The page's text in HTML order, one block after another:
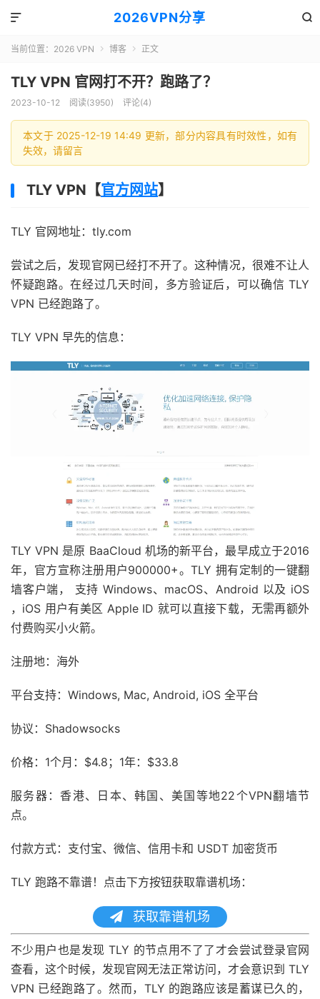
2026VPN分享 

当前位置： 2026 VPN  博客  正文
TLY VPN 官网打不开？跑路了？
2023-10-12 阅读(3950) 评论(4)
本文于 2025-12-19 14:49 更新，部分内容具有时效性，如有
失效，请留言
TLY VPN【官方网站】
TLY 官网地址：tly.com
尝试之后，发现官网已经打不开了。这种情况，很难不让人
怀疑跑路。在经过几天时间，多方验证后，可以确信 TLY
VPN 已经跑路了。
TLY VPN 早先的信息：
TLY VPN 是原 BaaCloud 机场的新平台，最早成立于2016
年，官方宣称注册用户900000+。TLY 拥有定制的一键翻
墙客户端， 支持 Windows、macOS、Android 以及 iOS
，iOS 用户有美区 Apple ID 就可以直接下载，无需再额外
付费购买小火箭。
注册地：海外
平台支持：Windows, Mac, Android, iOS 全平台
协议：Shadowsocks
价格：1个月：$4.8；1年：$33.8
服务器：香港、日本、韩国、美国等地22个VPN翻墙节
点。
付款方式：支付宝、微信、信用卡和 USDT 加密货币
TLY 跑路不靠谱！点击下方按钮获取靠谱机场：
获取靠谱机场
不少用户也是发现 TLY 的节点用不了了才会尝试登录官网
查看，这个时候，发现官网无法正常访问，才会意识到 TLY
VPN 已经跑路了。然而，TLY 的跑路应该是蓄谋已久的，